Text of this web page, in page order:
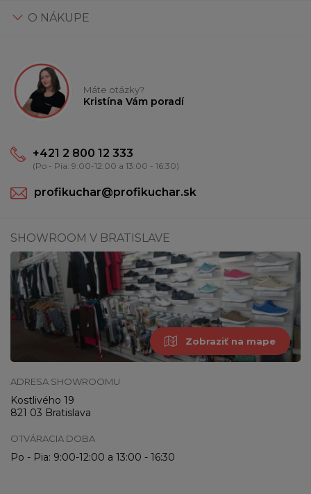
O NÁKUPE
Máte otázky?
Kristína Vám poradí
+421 2 800 12 333
(Po - Pia: 9:00-12:00 a 13:00 - 16:30)
profikuchar@profikuchar.sk
SHOWROOM V BRATISLAVE
Zobraziť na mape
ADRESA SHOWROOMU
Kostlivého 19
821 03 Bratislava
OTVÁRACIA DOBA
Po - Pia: 9:00-12:00 a 13:00 - 16:30